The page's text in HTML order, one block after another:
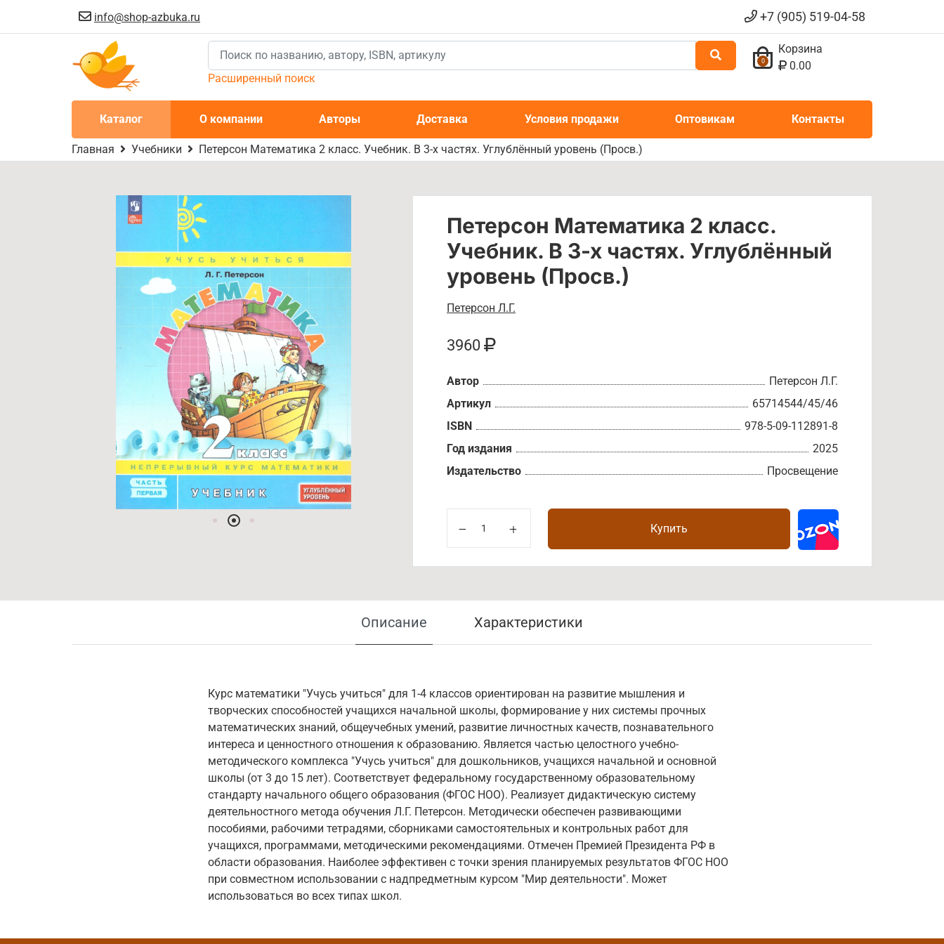
info@shop-azbuka.ru +7 (905) 519-04-58
Расширенный поиск
0
Корзина
0.00
Каталог О компании Авторы Доставка Условия продажи Оптовикам Контакты
Главная Учебники Петерсон Математика 2 класс. Учебник. В 3-х частях. Углублённый уровень (Просв.)
Петерсон Математика 2 класс.
Учебник. В 3-х частях. Углублённый
уровень (Просв.)
Петерсон Л.Г.
3960
Автор
Петерсон Л.Г.
Артикул
65714544/45/46
ISBN
978-5-09-112891-8
Год издания
2025
Издательство
Просвещение
Купить
Описание Характеристики
Курс математики "Учусь учиться" для 1-4 классов ориентирован на развитие мышления и
творческих способностей учащихся начальной школы, формирование у них системы прочных
математических знаний, общеучебных умений, развитие личностных качеств, познавательного
интереса и ценностного отношения к образованию. Является частью целостного учебно-
методического комплекса "Учусь учиться" для дошкольников, учащихся начальной и основной
школы (от 3 до 15 лет). Соответствует федеральному государственному образовательному
стандарту начального общего образования (ФГОС НОО). Реализует дидактическую систему
деятельностного метода обучения Л.Г. Петерсон. Методически обеспечен развивающими
пособиями, рабочими тетрадями, сборниками самостоятельных и контрольных работ для
учащихся, программами, методическими рекомендациями. Отмечен Премией Президента РФ в
области образования. Наиболее эффективен с точки зрения планируемых результатов ФГОС НОО
при совместном использовании с надпредметным курсом "Мир деятельности". Может
использоваться во всех типах школ.